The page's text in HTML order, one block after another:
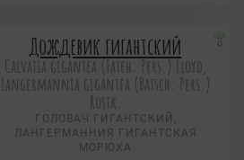
Дождевик гигантский
Calvatia gigantea (Fateh: Pers.) Lloyd,
Langermannia gigantea (Batsch: Pers.)
Rostk.
ГОЛОВАЧ ГИГАНТСКИЙ,
ЛАНГЕРМАННИЯ ГИГАНТСКАЯ
МОРЮХА